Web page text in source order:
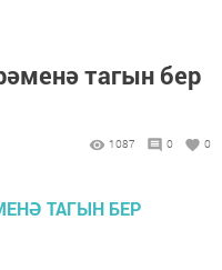
тагын бер
1087 0 0